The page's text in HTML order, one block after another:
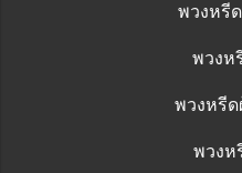
พวงหรี
พวงห
พวงหรี
พวงห